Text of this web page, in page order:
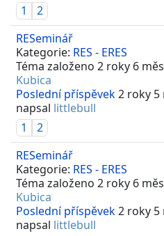
1
2
RESeminář
Kategorie: RES - ERES
Téma založeno 2 roky 6
Kubica
Poslední příspěvek2 roky 5
napsal littlebull
1
2
RESeminář
Kategorie: RES - ERES
Téma založeno 2 roky 6
Kubica
Poslední příspěvek2 roky 5
napsal littlebull